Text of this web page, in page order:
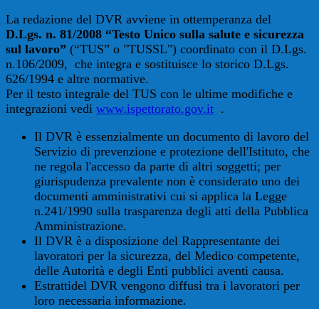
La redazione del DVR avviene in ottemperanza del
D.Lgs. n. 81/2008 “Testo Unico sulla salute e sicurezza
sul lavoro” (“TUS” o "TUSSL") coordinato con il D.Lgs.
n.106/2009, che integra e sostituisce lo storico D.Lgs.
626/1994 e altre normative.
Per il testo integrale del TUS con le ultime modifiche e
integrazioni vedi www.ispettorato.gov.it .
Il DVR è essenzialmente un documento di lavoro del
Servizio di prevenzione e protezione dell'Istituto, che
ne regola l'accesso da parte di altri soggetti; per
giurispudenza prevalente non è considerato uno dei
documenti amministrativi cui si applica la Legge
n.241/1990 sulla trasparenza degli atti della Pubblica
Amministrazione.
Il DVR è a disposizione del Rappresentante dei
lavoratori per la sicurezza, del Medico competente,
delle Autorità e degli Enti pubblici aventi causa.
Estrattidel DVR vengono diffusi tra i lavoratori per
loro necessaria informazione.